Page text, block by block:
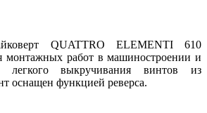
QUATTRO ELEMENTI 610
монтажных работ в машиностроении и
легкого выкручивания винтов из
оснащен функцией реверса.